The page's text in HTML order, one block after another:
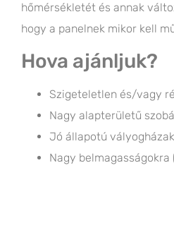
hőmérsékletét és annak
hogy a panelnek mikor kell
Hova ajánljuk?
Szigeteletlen és/vagy
Nagy alapterületű
Jó állapotú
Nagy belmagasságokra